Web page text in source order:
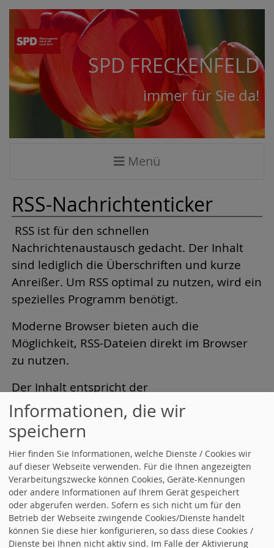
SPD FRECKENFELD
immer für Sie da!
Menü
RSS-Nachrichtenticker
RSS ist für den schnellen
Nachrichtenaustausch gedacht. Der Inhalt
sind lediglich die Überschriften und kurze
Anreißer. Um RSS optimal zu nutzen, wird ein
spezielles Programm benötigt.
Moderne Browser bieten auch die
Möglichkeit, RSS-Dateien direkt im Browser
zu nutzen.
Der Inhalt entspricht der
Nachrichtenübersicht. Bilder werden nicht
weitergegeben.
Adresse der RSS-Datei für
diese Seite:
Link zurRSS-Datei.
Informationen, die wir
speichern
Hier finden Sie Informationen, welche Dienste / Cookies wir
auf dieser Webseite verwenden. Für die Ihnen angezeigten
Verarbeitungszwecke können Cookies, Geräte-Kennungen
oder andere Informationen auf Ihrem Gerät gespeichert
oder abgerufen werden. Sofern es sich nicht um für den
Betrieb der Webseite zwingende Cookies/Dienste handelt
können Sie diese hier konfigurieren, so dass diese Cookies /
Dienste bei Ihnen nicht aktiv sind. Im Falle der Aktivierung